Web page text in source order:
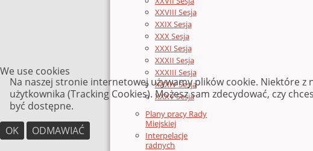
XXVIII Sesja
XXIX Sesja
XXX Sesja
XXXI Sesja
XXXII Sesja
XXXIII Sesja
XXXIV Sesja
XXXV Sesja
Plany pracy Rady
Miejskiej
Interpelacje
radnych
We use cookies
Na naszej stronie internetowej używamy plików cookie. Niektóre
użytkownika (Tracking Cookies). Możesz sam zdecydować, czy
być dostępne.
OK
ODMAWIAĆ